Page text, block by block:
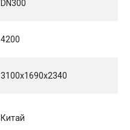
DN300
4200
3100x1690x2340
Китай